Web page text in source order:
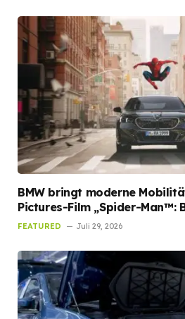
BMW bringt moderne
Pictures-Film „Spider-Man™:
FEATURED Juli 29, 2026